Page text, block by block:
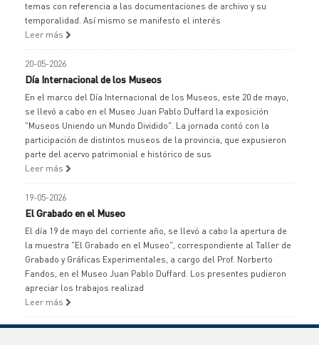
temas con referencia a las documentaciones de archivo y su
temporalidad. Así mismo se manifesto el interés
Leer más
20-05-2026
Día Internacional de los Museos
En el marco del Día Internacional de los Museos, este 20 de mayo,
se llevó a cabo en el Museo Juan Pablo Duffard la exposición
"Museos Uniendo un Mundo Dividido". La jornada contó con la
participación de distintos museos de la provincia, que expusieron
parte del acervo patrimonial e histórico de sus
Leer más
19-05-2026
El Grabado en el Museo
El día 19 de mayo del corriente año, se llevó a cabo la apertura de
la muestra "El Grabado en el Museo", correspondiente al Taller de
Grabado y Gráficas Experimentales, a cargo del Prof. Norberto
Fandos, en el Museo Juan Pablo Duffard. Los presentes pudieron
apreciar los trabajos realizad
Leer más